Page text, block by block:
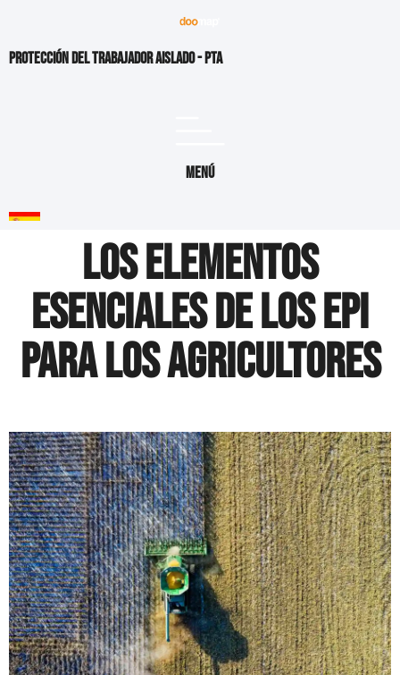
Protección del Trabajador Aislado - PTA
Menú
Los elementos
esenciales de los EPI
para los agricultores